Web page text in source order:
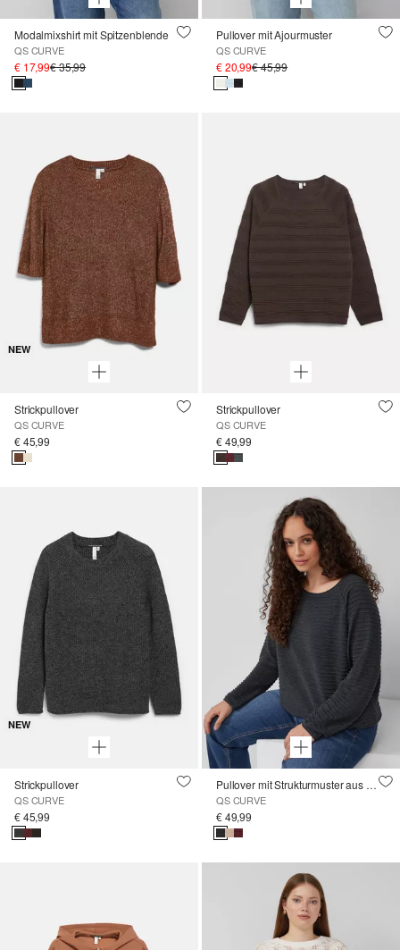
Modalmixshirt mit Spitzenblende
QS CURVE
€ 17,99€ 35,99
Pullover mit Ajourmuster
QS CURVE
€ 20,99€ 45,99
NEW
Strickpullover
QS CURVE
€ 45,99
Strickpullover
QS CURVE
€ 49,99
NEW
Strickpullover
QS CURVE
€ 45,99
Pullover mit Strukturmuster aus Viskosemix
QS CURVE
€ 49,99